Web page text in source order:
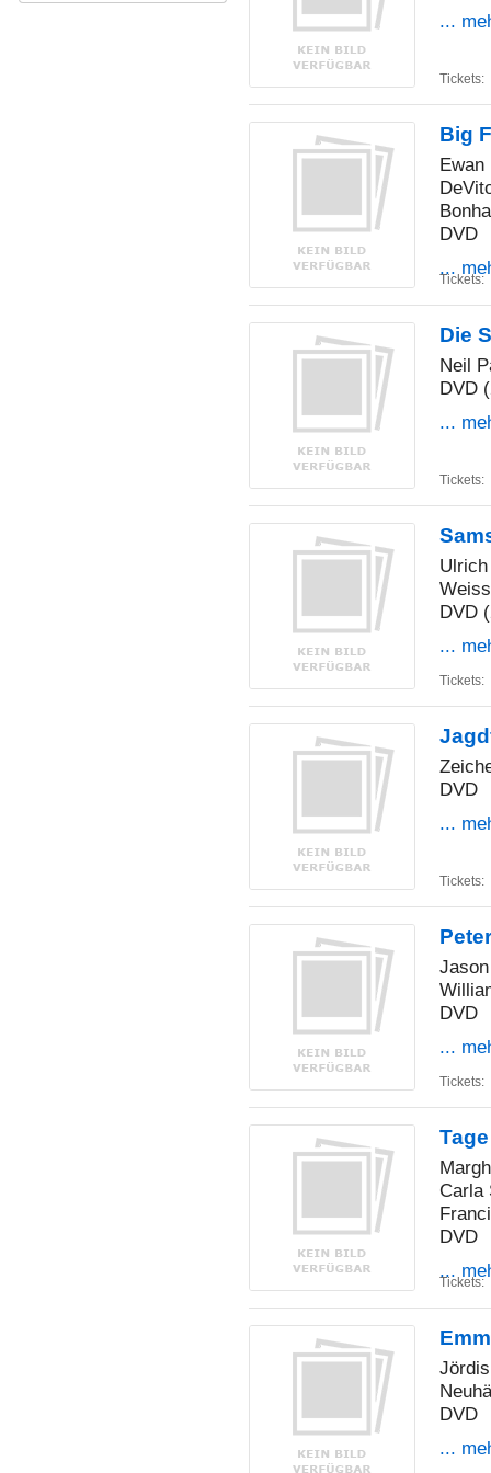
...
Tickets:
Big
Ewan
DVD
...
Tickets:
Die
Neil
DVD
...
Tickets:
DVD
...
Tickets:
DVD
...
Tickets:
DVD
...
Tickets:
Carla
DVD
...
Tickets:
DVD
...